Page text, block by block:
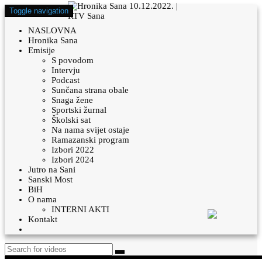
Toggle navigation
NASLOVNA
Hronika Sana
Emisije
S povodom
Intervju
Podcast
Sunčana strana obale
Snaga žene
Sportski žurnal
Školski sat
Na nama svijet ostaje
Ramazanski program
Izbori 2022
Izbori 2024
Jutro na Sani
Sanski Most
BiH
O nama
INTERNI AKTI
Kontakt